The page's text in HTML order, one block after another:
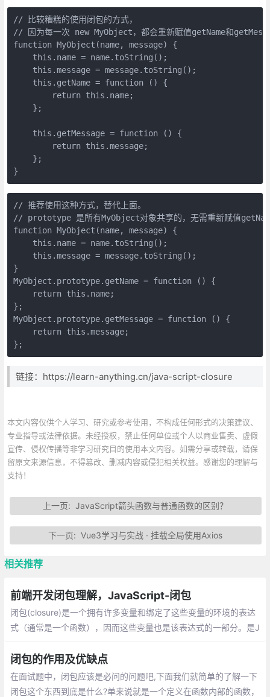
// 比较糟糕的使用闭包的方式，
// 因为每一次 new MyObject，都会重新赋值getName和
function MyObject(name, message) {
    this.name = name.toString();
    this.message = message.toString();
    this.getName = function () {
        return this.name;
    };
    this.getMessage = function () {
        return this.message;
    };
// 推荐使用这种方式，替代上面。
// prototype 是所有MyObject对象共享的，无需重新赋值
function MyObject(name, message) {
    this.name = name.toString();
    this.message = message.toString();
}
MyObject.prototype.getName = function () {
    return this.name;
};
MyObject.prototype.getMessage = function () {
    return this.message;
};
链接：https://learn-anything.cn/java-script-closure
本文内容仅供个人学习、研究或参考使用，不构成任何形式的决策建议、
专业指导或法律依据。未经授权，禁止任何单位或个人以商业售卖、虚假
宣传、侵权传播等非学习研究目的使用本文内容。如需分享或转载，请保
留原文来源信息，不得篡改、删减内容或侵犯相关权益。感谢您的理解与
支持！
上一页:JavaScript箭头函数与普通函数的区别？
下一页:Vue3学习与实战 · 挂载全局使用Axios
相关推荐
前端开发闭包理解，JavaScript-闭包
闭包(closure)是一个拥有许多变量和绑定了这些变量的环境的表达
式（通常是一个函数），因而这些变量也是该表达式的一部分。是J
闭包的作用及优缺点
在面试题中，闭包应该是必问的问题吧,下面我们就简单的了解一下
闭包这个东西到底是什么?单来说就是一个定义在函数内部的函数，